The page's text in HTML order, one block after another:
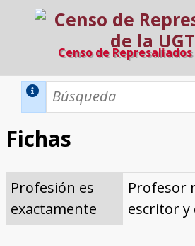
Censo de
Inicio
Directorio A-Z
Provincias de
Profesión
Cárceles
Condenados a
Condenados a
dinámica)
Ejecutados
El proyecto
Razones y objetivos
El equipo
Colaboradores
Fuentes documentales
Fichas
Profesión es
exactamente
Profesor
escritor y